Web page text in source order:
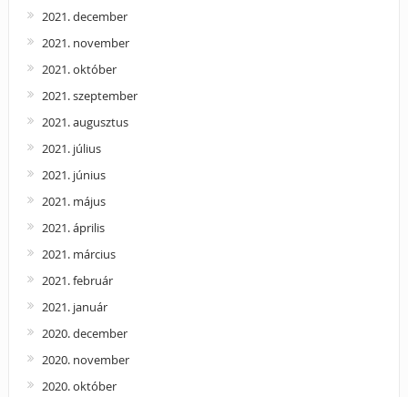
2021. december
2021. november
2021. október
2021. szeptember
2021. augusztus
2021. július
2021. június
2021. május
2021. április
2021. március
2021. február
2021. január
2020. december
2020. november
2020. október